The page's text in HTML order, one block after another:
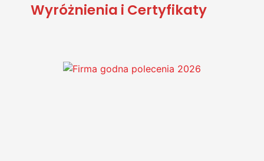
Wyróżnienia i Certyfikaty